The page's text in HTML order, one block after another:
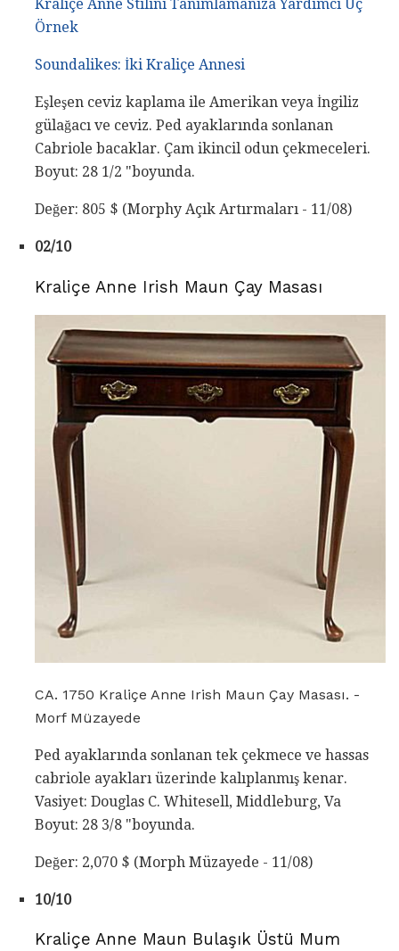
Kraliçe Anne Stilini Tanımlamanıza Yardımcı Üç
Örnek
Soundalikes: İki Kraliçe Annesi
Eşleşen ceviz kaplama ile Amerikan veya İngiliz
gülağacı ve ceviz. Ped ayaklarında sonlanan
Cabriole bacaklar. Çam ikincil odun çekmeceleri.
Boyut: 28 1/2 "boyunda.
Değer: 805 $ (Morphy Açık Artırmaları - 11/08)
02/10
Kraliçe Anne Irish Maun Çay Masası
CA. 1750 Kraliçe Anne Irish Maun Çay Masası. -
Morf Müzayede
Ped ayaklarında sonlanan tek çekmece ve hassas
cabriole ayakları üzerinde kalıplanmış kenar.
Vasiyet: Douglas C. Whitesell, Middleburg, Va
Boyut: 28 3/8 "boyunda.
Değer: 2,070 $ (Morph Müzayede - 11/08)
10/10
Kraliçe Anne Maun Bulaşık Üstü Mum